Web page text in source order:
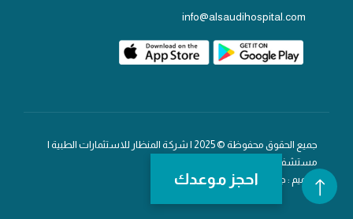
info@alsaudihospital.com
جميع الحقوق محفوظة © 2025 | شركة المنظار للاستثمارات الطبية |
مستشفى السعودي
تصميم : جلف تكاحجز موعدك